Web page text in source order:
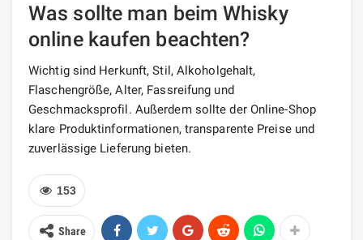
Was sollte man beim Whisky
online kaufen beachten?
Wichtig sind Herkunft, Stil, Alkoholgehalt,
Flaschengröße, Alter, Fassreifung und
Geschmacksprofil. Außerdem sollte der Online-Shop
klare Produktinformationen, transparente Preise und
zuverlässige Lieferung bieten.
153
Share